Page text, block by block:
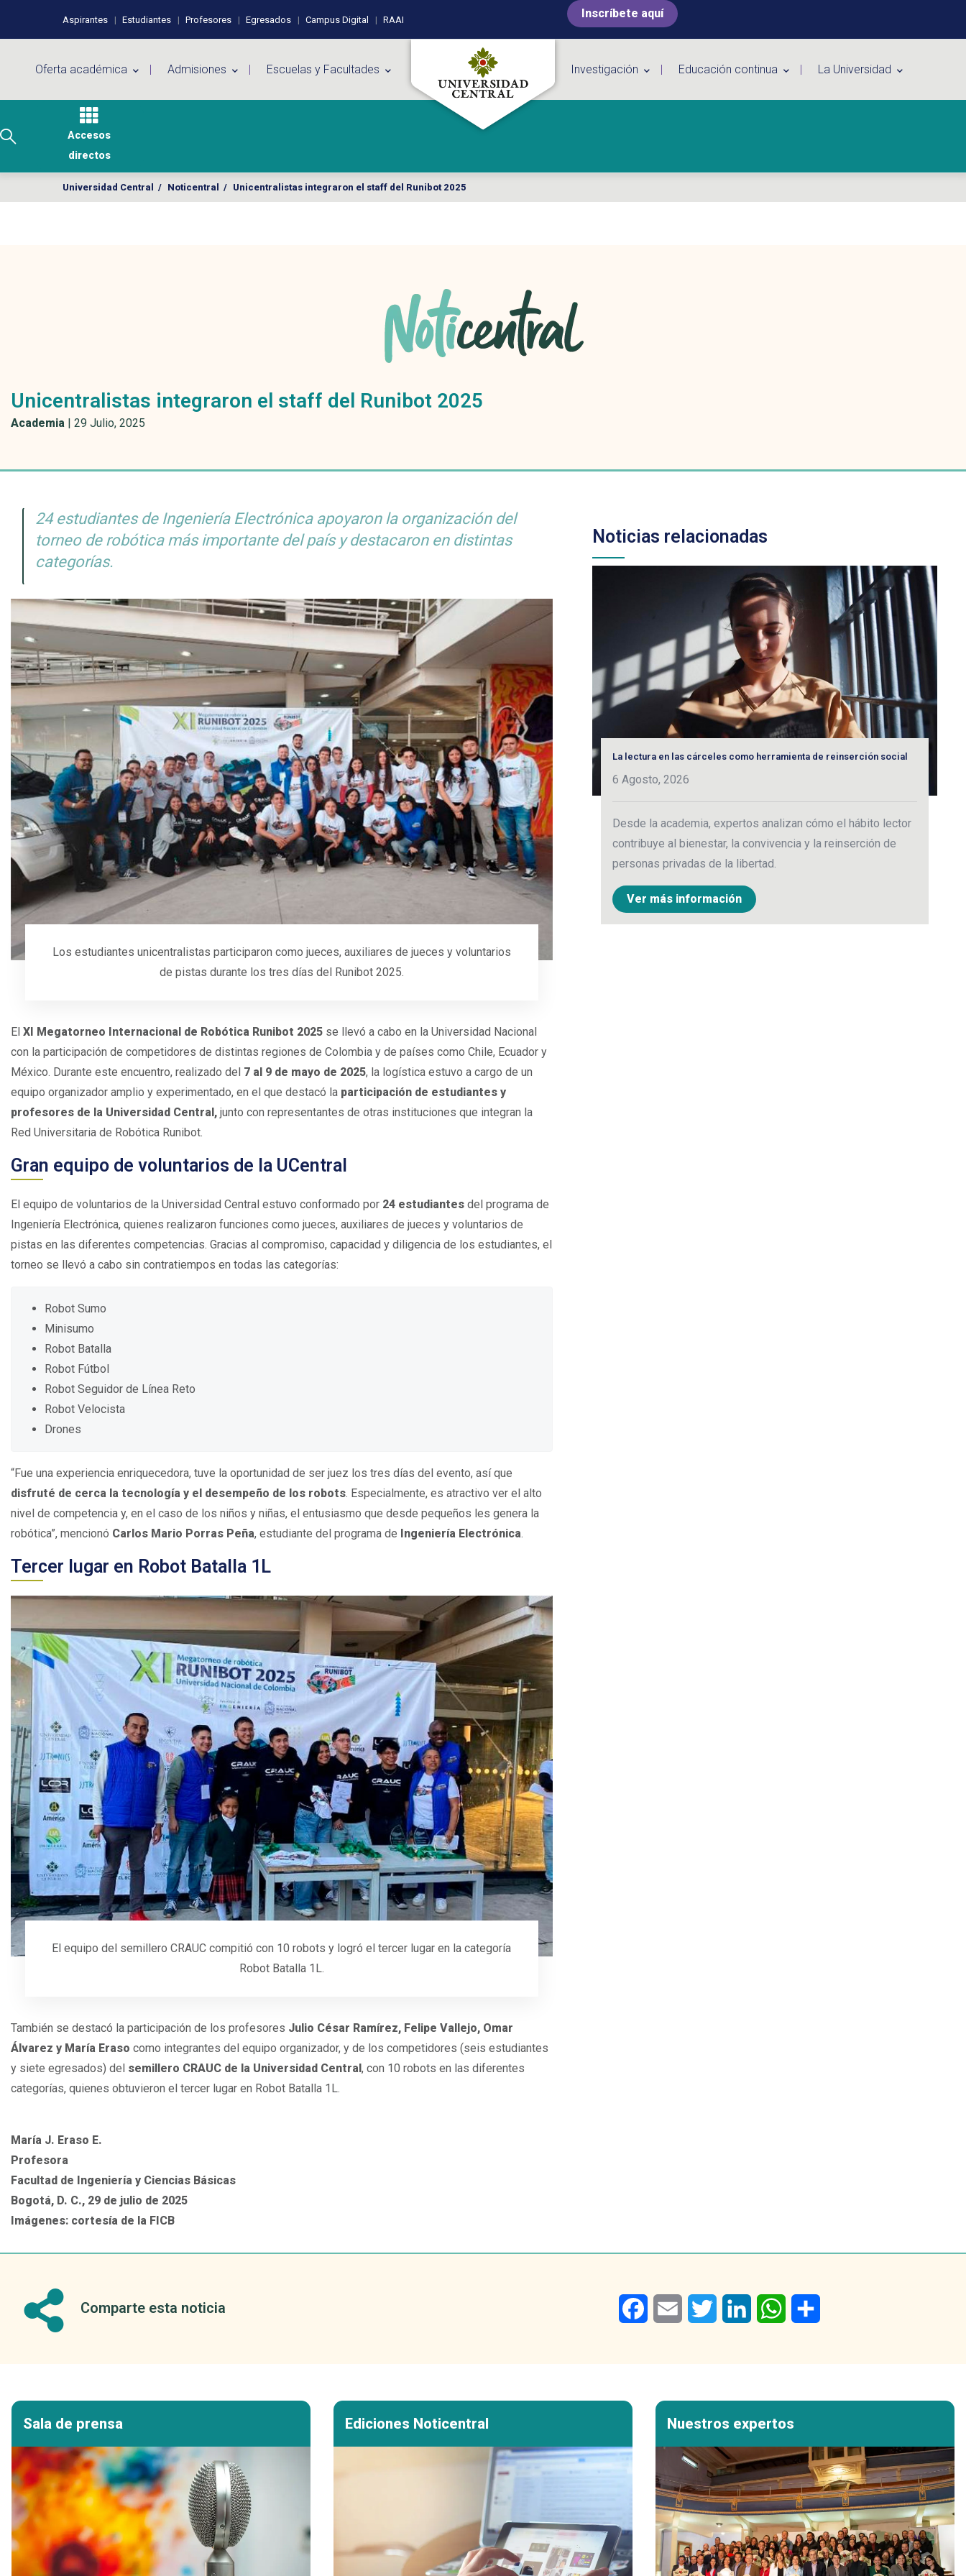
Perfiles de usuario
Aspirantes Estudiantes Profesores Egresados Campus Digital RAAI Inscríbete aquí
Oferta académica Admisiones Escuelas y Facultades Investigación Educación continua La Universidad
Accesos
directos
Universidad Central / Noticentral / Unicentralistas integraron el staff del Runibot 2025
Unicentralistas integraron el staff del Runibot 2025
Academia | 29 Julio, 2025
24 estudiantes de Ingeniería Electrónica apoyaron la organización del
torneo de robótica más importante del país y destacaron en distintas
categorías.
Los estudiantes unicentralistas participaron como jueces, auxiliares de jueces y voluntarios
de pistas durante los tres días del Runibot 2025.
Noticias relacionadas
La lectura en las cárceles como herramienta de reinserción social
6 Agosto, 2026
Desde la academia, expertos analizan cómo el hábito lector
contribuye al bienestar, la convivencia y la reinserción de
personas privadas de la libertad.
Ver más información
El XI Megatorneo Internacional de Robótica Runibot 2025 se llevó a cabo en la Universidad Nacional
con la participación de competidores de distintas regiones de Colombia y de países como Chile, Ecuador y
México. Durante este encuentro, realizado del 7 al 9 de mayo de 2025, la logística estuvo a cargo de un
equipo organizador amplio y experimentado, en el que destacó la participación de estudiantes y
profesores de la Universidad Central, junto con representantes de otras instituciones que integran la
Red Universitaria de Robótica Runibot.
Gran equipo de voluntarios de la UCentral
El equipo de voluntarios de la Universidad Central estuvo conformado por 24 estudiantes del programa de
Ingeniería Electrónica, quienes realizaron funciones como jueces, auxiliares de jueces y voluntarios de
pistas en las diferentes competencias. Gracias al compromiso, capacidad y diligencia de los estudiantes, el
torneo se llevó a cabo sin contratiempos en todas las categorías:
Robot Sumo
Minisumo
Robot Batalla
Robot Fútbol
Robot Seguidor de Línea Reto
Robot Velocista
Drones
“Fue una experiencia enriquecedora, tuve la oportunidad de ser juez los tres días del evento, así que
disfruté de cerca la tecnología y el desempeño de los robots. Especialmente, es atractivo ver el alto
nivel de competencia y, en el caso de los niños y niñas, el entusiasmo que desde pequeños les genera la
robótica”, mencionó Carlos Mario Porras Peña, estudiante del programa de Ingeniería Electrónica.
Tercer lugar en Robot Batalla 1L
El equipo del semillero CRAUC compitió con 10 robots y logró el tercer lugar en la categoría
Robot Batalla 1L.
También se destacó la participación de los profesores Julio César Ramírez, Felipe Vallejo, Omar
Álvarez y María Eraso como integrantes del equipo organizador, y de los competidores (seis estudiantes
y siete egresados) del semillero CRAUC de la Universidad Central, con 10 robots en las diferentes
categorías, quienes obtuvieron el tercer lugar en Robot Batalla 1L.
María J. Eraso E.
Profesora
Facultad de Ingeniería y Ciencias Básicas
Bogotá, D. C., 29 de julio de 2025
Imágenes: cortesía de la FICB
Comparte esta noticia FacebookEmail Twitter LinkedIn WhatsApp
Sala de prensa Ediciones Noticentral Nuestros expertos